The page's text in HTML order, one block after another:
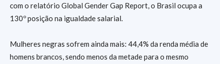
com o relatório Global Gender Gap Report, o Brasil ocupa a
130º posição na igualdade salarial.
Mulheres negras sofrem ainda mais: 44,4% da renda média de
homens brancos, sendo menos da metade para o mesmo